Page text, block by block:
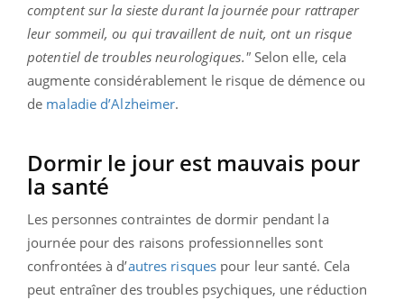
comptent sur la sieste durant la journée pour rattraper
leur sommeil, ou qui travaillent de nuit, ont un risque
potentiel de troubles neurologiques."Selon elle, cela
augmente considérablement le risque de démence ou
de maladie d’Alzheimer.
Dormir le jour est mauvais pour
la santé
Les personnes contraintes de dormir pendant la
journée pour des raisons professionnelles sont
confrontées à d’autres risques pour leur santé. Cela
peut entraîner des troubles psychiques, une réduction